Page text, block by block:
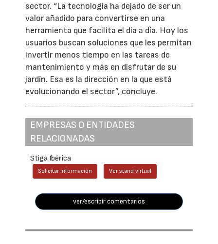
sector. “La tecnología ha dejado de ser un
valor añadido para convertirse en una
herramienta que facilita el día a día. Hoy los
usuarios buscan soluciones que les permitan
invertir menos tiempo en las tareas de
mantenimiento y más en disfrutar de su
jardín. Esa es la dirección en la que está
evolucionando el sector”, concluye.
EMPRESAS O ENTIDADES
RELACIONADAS
Stiga Ibérica
Solicitar información Ver stand virtual
ver/escribir comentarios